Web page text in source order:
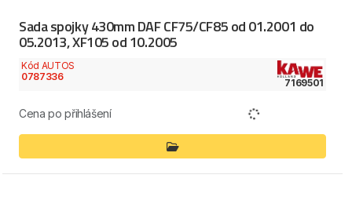
Sada spojky 430mm DAF CF75/CF85 od 01.2001 do
05.2013, XF105 od 10.2005
Kód AUTOS
0787336
7169501
Cena po přihlášení